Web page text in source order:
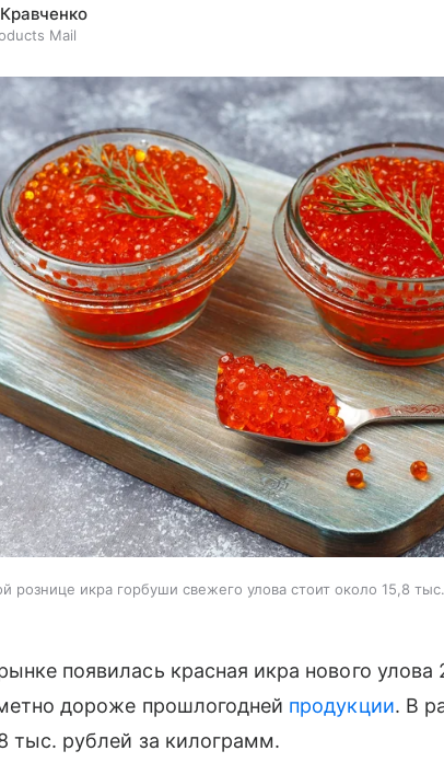
Mail
рознице икра горбуши свежего улова стоит около 15,8
появилась красная икра нового
дороже прошлогодней продукции. В
тыс. рублей за килограмм.